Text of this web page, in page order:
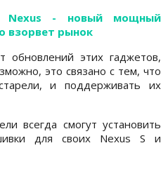
Nexus - новый мощный
взорвет рынок
обновлений этих гаджетов,
это связано с тем, что
и поддерживать их
всегда смогут установить
для своих Nexus S и